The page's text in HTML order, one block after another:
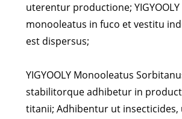
uterentur productione;
monooleatus in fuco et vestitu
est dispersus;
YIGYOOLY Monooleatus
stabilitorque adhibetur in
titanii; Adhibentur ut insecticides,